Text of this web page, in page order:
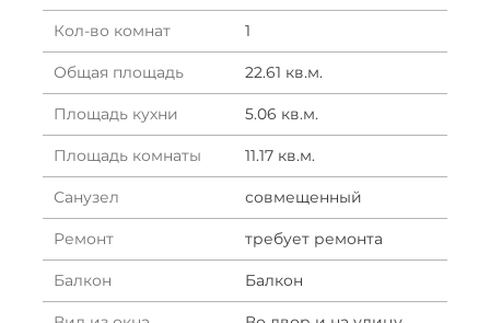
Кол-во комнат 1
Общая площадь 22.61 кв.м.
Площадь кухни 5.06 кв.м.
Площадь комнаты 11.17 кв.м.
Санузел совмещенный
Ремонт требует ремонта
Балкон Балкон